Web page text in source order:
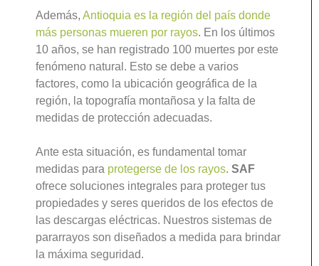
Además, Antioquia es la región del país donde
más personas mueren por rayos. En los últimos
10 años, se han registrado 100 muertes por este
fenómeno natural. Esto se debe a varios
factores, como la ubicación geográfica de la
región, la topografía montañosa y la falta de
medidas de protección adecuadas.
Ante esta situación, es fundamental tomar
medidas para protegerse de los rayos. SAF
ofrece soluciones integrales para proteger tus
propiedades y seres queridos de los efectos de
las descargas eléctricas. Nuestros sistemas de
pararrayos son diseñados a medida para brindar
la máxima seguridad.